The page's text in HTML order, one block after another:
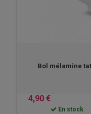
Bol mélamine
4,90 €
En stock